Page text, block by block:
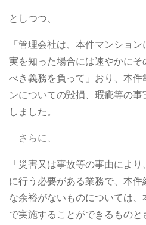
としつつ、
「管理会社は、本件マンショ
実を知った場合には速やかに
べき義務を負って」おり、本件
ンについての毀損、瑕疵等の
しました。
さらに、
「災害又は事故等の事由によ
に行う必要がある業務で、本
な余裕がないものについては
で実施することができるもの